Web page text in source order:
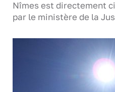
Nîmes est directement
par le ministère de la